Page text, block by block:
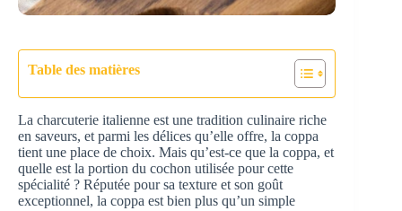
Table des matières
La charcuterie italienne est une tradition culinaire riche
en saveurs, et parmi les délices qu’elle offre, la coppa
tient une place de choix. Mais qu’est-ce que la coppa, et
quelle est la portion du cochon utilisée pour cette
spécialité ? Réputée pour sa texture et son goût
exceptionnel, la coppa est bien plus qu’un simple